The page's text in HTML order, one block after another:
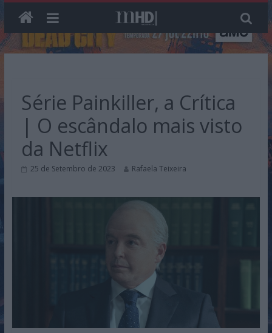
Série Painkiller, a Crítica
| O escândalo mais visto
da Netflix
25 de Setembro de 2023 Rafaela Teixeira